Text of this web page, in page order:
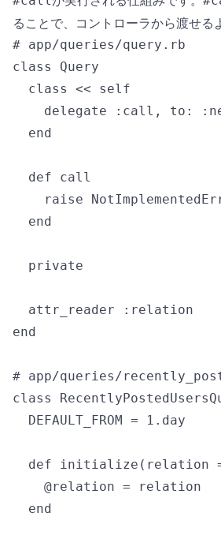
ることで、コントローラから渡せる
# app/queries/query.rb
class Query
  class << self
delegate :call, to:
  end
  def call
raise
  end
  private
  attr_reader :relation
end
# app/queries/
class
  DEFAULT_FROM = 1.day
def initialize(relation
    @relation = relation
  end